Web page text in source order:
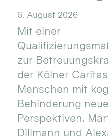
6. August 2026
Mit einer
zur
der Kölner
Menschen mit
Behinderung neue
Perspektiven.
Dillmann und